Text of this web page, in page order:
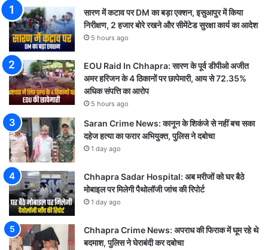
सारण में कटाव पर DM का बड़ा एक्शन, इसुआपुर में किया
निरीक्षण, 2 हजार बोरे रखने और सीमेंटेड सुरक्षा कार्य का आदेश
5 hours ago
EOU Raid In Chhapra: सारण के पूर्व डीपीओ अजीत
अमर हरिजन के 4 ठिकानों पर छापेमारी, आय से 72.35%
अधिक संपत्ति का आरोप
5 hours ago
Saran Crime News: कानून के शिकंजे से नहीं बच सका
दहेज हत्या का फरार अभियुक्त, पुलिस ने दबोचा
1 day ago
Chhapra Sadar Hospital: अब मरीजों को घर बैठे
मोबाइल पर मिलेगी पैथोलॉजी जांच की रिपोर्ट
1 day ago
Chhapra Crime News: अपराध की फिराक में घूम रहे थे
बदमाश, पुलिस ने घेराबंदी कर दबोचा